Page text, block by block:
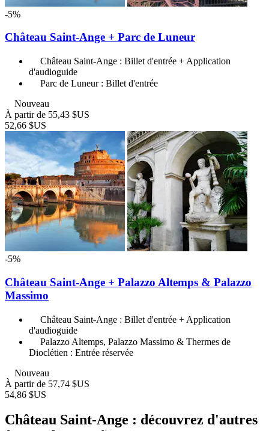
-5%
Château Saint-Ange + Parc de Luneur
Château Saint-Ange : Billet d'entrée + Application
d'audioguide
Parc de Luneur : Billet d'entrée
Nouveau
À partir de 55,43 $US
52,66 $US
-5%
Château Saint-Ange + Palazzo Altemps & Palazzo
Massimo
Château Saint-Ange : Billet d'entrée + Application
d'audioguide
Palazzo Altemps, Palazzo Massimo & Thermes de
Dioclétien : Entrée réservée
Nouveau
À partir de 57,74 $US
54,86 $US
Château Saint-Ange : découvrez d'autres